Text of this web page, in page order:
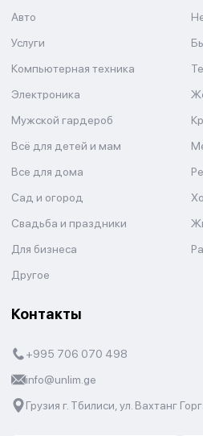
Авто
Услуги
Компьютерная техника
Электроника
Мужской гардероб
Всё для детей и мам
Все для дома
Сад и огород
Свадьба и праздники
Для бизнеса
Другое
Контакты
+995 706 070 498
info@unlim.ge
Грузия г. Тбилиси, ул. Вахтанг